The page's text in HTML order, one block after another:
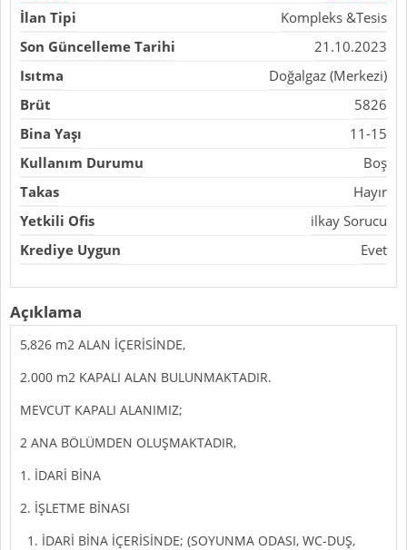
İlan Tipi
Kompleks &Tesis
Son Güncelleme Tarihi
21.10.2023
Isıtma
Doğalgaz (Merkezi)
Brüt
5826
Bina Yaşı
11-15
Kullanım Durumu
Boş
Takas
Hayır
Yetkili Ofis
ilkay Sorucu
Krediye Uygun
Evet
Açıklama
5,826 m2 ALAN İÇERİSİNDE,
2.000 m2 KAPALI ALAN BULUNMAKTADIR.
MEVCUT KAPALI ALANIMIZ;
2 ANA BÖLÜMDEN OLUŞMAKTADIR,
1. İDARİ BİNA
2. İŞLETME BİNASI
1. İDARİ BİNA İÇERİSİNDE; (SOYUNMA ODASI, WC-DUŞ,